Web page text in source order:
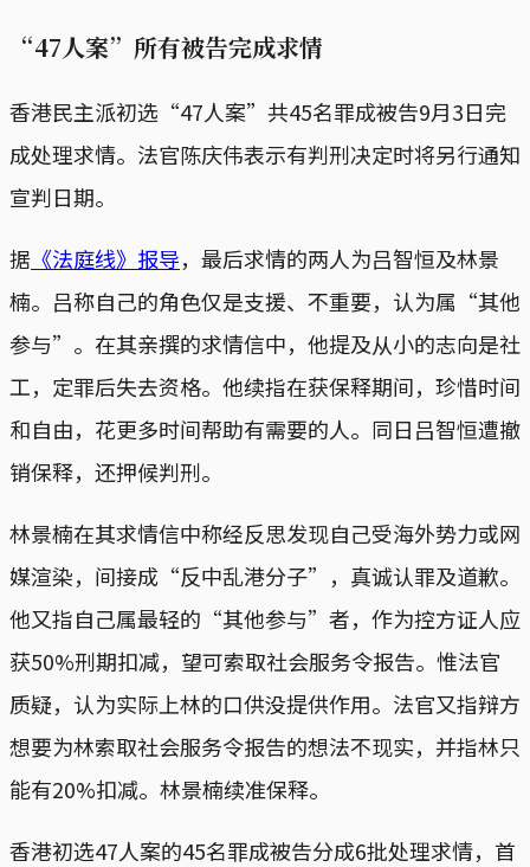
“47人案”所有被告完成求情
香港民主派初选“47人案”共45名罪成被告9月3日完
成处理求情。法官陈庆伟表示有判刑决定时将另行通知
宣判日期。
据 《法庭线》报导，最后求情的两人为吕智恒及林景
楠。吕称自己的角色仅是支援、不重要，认为属“其他
参与”。在其亲撰的求情信中，他提及从小的志向是社
工，定罪后失去资格。他续指在获保释期间，珍惜时间
和自由，花更多时间帮助有需要的人。同日吕智恒遭撤
销保释，还押候判刑。
林景楠在其求情信中称经反思发现自己受海外势力或网
媒渲染，间接成“反中乱港分子”，真诚认罪及道歉。
他又指自己属最轻的“其他参与”者，作为控方证人应
获50%刑期扣减，望可索取社会服务令报告。惟法官
质疑，认为实际上林的口供没提供作用。法官又指辩方
想要为林索取社会服务令报告的想法不现实，并指林只
能有20%扣减。林景楠续准保释。
香港初选47人案的45名罪成被告分成6批处理求情，首